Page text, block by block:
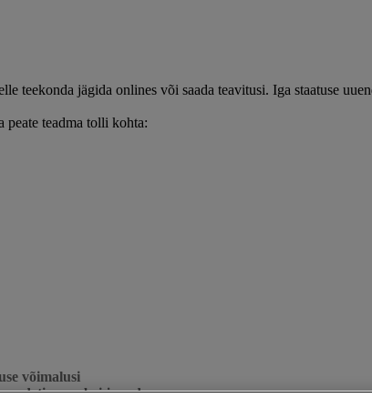
teekonda jägida onlines või saada teavitusi. Iga staatuse
teadma tolli kohta:
võimalusi
naabri juurde